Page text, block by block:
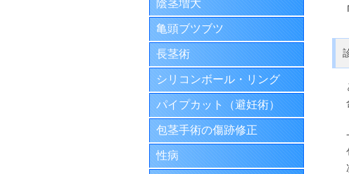
陰茎増大
亀頭ブツブツ
長茎術
シリコンボール・リング
パイプカット（避妊術）
包茎手術の傷跡修正
性病